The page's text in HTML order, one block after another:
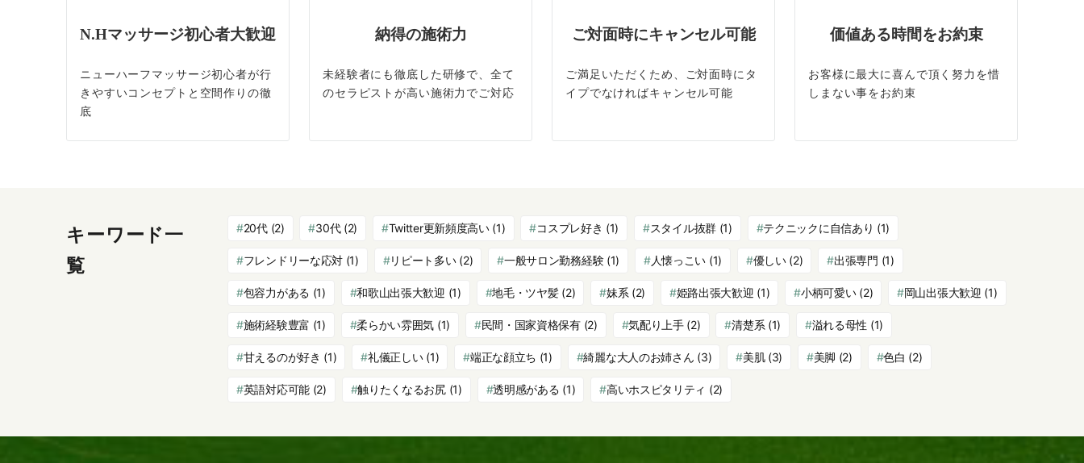
N.Hマッサージ初心者大歓迎
ニューハーフマッサージ初心者が行
きやすいコンセプトと空間作りの徹
底
納得の施術力
未経験者にも徹底した研修で、全て
のセラピストが高い施術力でご対応
ご対面時にキャンセル可能
ご満足いただくため、ご対面時にタ
イプでなければキャンセル可能
価値ある時間をお約束
お客様に最大に喜んで頂く努力を惜
しまない事をお約束
キーワード一
覧
20代(2) 30代(2) Twitter更新頻度高い(1) コスプレ好き (1) スタイル抜群(1) テクニックに自信あり (1)
フレンドリーな応対 (1) リピート多い(2) 一般サロン勤務経験(1) 人懐っこい (1) 優しい(2) 出張専門 (1)
包容力がある (1) 和歌山出張大歓迎 (1) 地毛・ツヤ髪(2) 妹系 (2) 姫路出張大歓迎 (1) 小柄可愛い(2) 岡山出張大歓迎 (1)
施術経験豊富 (1) 柔らかい雰囲気 (1) 民間・国家資格保有(2) 気配り上手(2) 清楚系 (1) 溢れる母性 (1)
甘えるのが好き (1) 礼儀正しい(1) 端正な顔立ち (1) 綺麗な大人のお姉さん (3) 美肌(3) 美脚 (2) 色白 (2)
英語対応可能(2) 触りたくなるお尻(1) 透明感がある (1) 高いホスピタリティ (2)